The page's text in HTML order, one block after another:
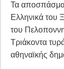
Τα
Ελληνικά του
του
Τριάκοντα
αθηναϊκής